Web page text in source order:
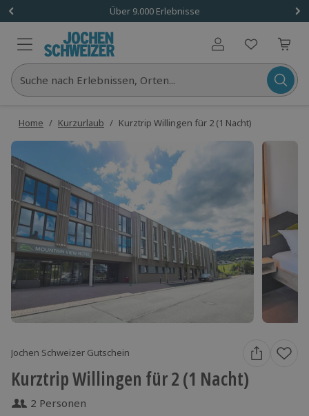
Über 9.000 Erlebnisse
Benutzerkonto
Suche nach Erlebnissen, Orten...
Home / Kurzurlaub / Kurztrip Willingen für 2 (1 Nacht)
Jochen Schweizer Gutschein
Kurztrip Willingen für 2 (1 Nacht)
2 Personen